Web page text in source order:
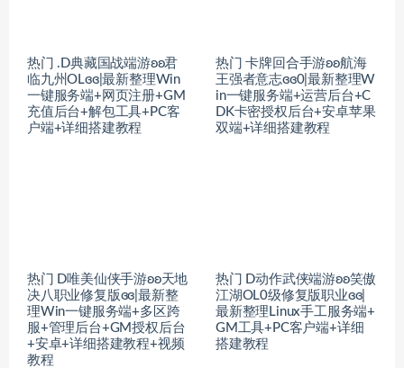
热门 .D典藏国战端游ʚʚ君
临九州OLɞɞ|最新整理Win
一键服务端+网页注册+GM
充值后台+解包工具+PC客
户端+详细搭建教程
热门 卡牌回合手游ʚʚ航海
王强者意志ɞɞ0|最新整理W
in一键服务端+运营后台+C
DK卡密授权后台+安卓苹果
双端+详细搭建教程
热门 D唯美仙侠手游ʚʚ天地
决八职业修复版ɞɞ|最新整
理Win一键服务端+多区跨
服+管理后台+GM授权后台
+安卓+详细搭建教程+视频
教程
热门 D动作武侠端游ʚʚ笑傲
江湖OL0级修复版职业ɞɞ|
最新整理Linux手工服务端+
GM工具+PC客户端+详细
搭建教程